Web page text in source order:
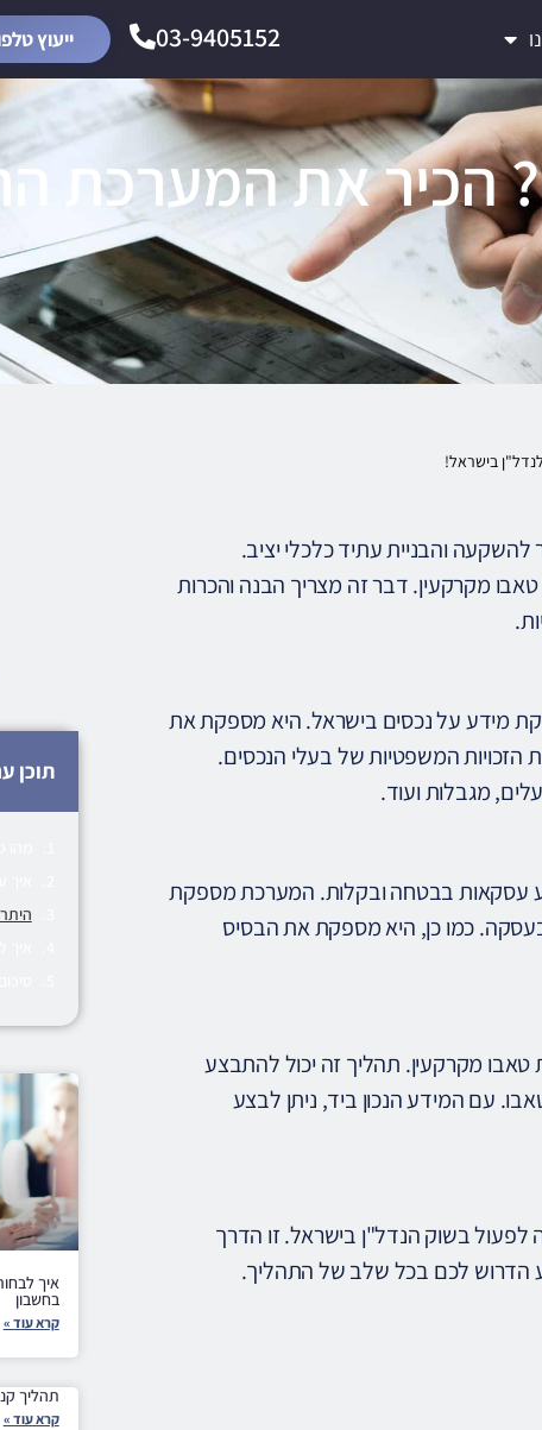
03-9405152 ייעוץ
הכיר את המערכת
בישראל!
והבניית עתיד כלכלי יציב.
מקרקעין. דבר זה מצריך הבנה והכרות
מידע על נכסים בישראל. היא מספקת את
המשפטיות של בעלי הנכסים.
מגבלות ועוד.
עסקאות בבטחה ובקלות. המערכת מספקת
כמו כן, היא מספקת את הבסיס
מקרקעין. תהליך זה יכול להתבצע
עם המידע הנכון ביד, ניתן לבצע
לפעול בשוק הנדל"ן בישראל. זו הדרך
הדרוש לכם בכל שלב של התהליך.
תוכן
איך
בחשבון
קרא עוד »
תהליך
קרא עוד »